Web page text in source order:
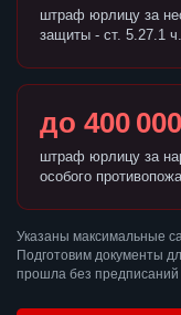
штраф юрлицу за
защиты - ст. 5.27.1
до 400
штраф юрлицу за
особого
Указаны максимальные
Подготовим документы
прошла без